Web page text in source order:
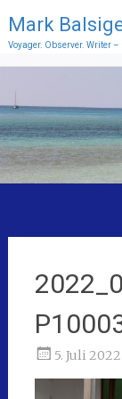
Mark
Voyager. Observer. Writer –
5. Juli 2022